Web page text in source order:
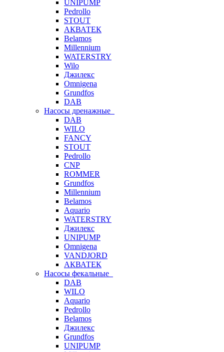
UNIPUMP
Pedrollo
STOUT
АКВАТЕК
Belamos
Millennium
WATERSTRY
Wilo
Джилекс
Omnigena
Grundfos
DAB
Насосы дренажные
DAB
WILO
FANCY
STOUT
Pedrollo
CNP
ROMMER
Grundfos
Millennium
Belamos
Aquario
WATERSTRY
Джилекс
UNIPUMP
Omnigena
VANDJORD
АКВАТЕК
Насосы фекальные
DAB
WILO
Aquario
Pedrollo
Belamos
Джилекс
Grundfos
UNIPUMP